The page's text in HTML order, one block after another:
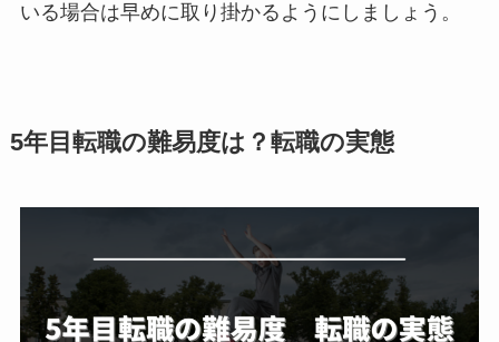
いる場合は早めに取り掛かるようにしましょう。
5年目転職の難易度は？転職の実態